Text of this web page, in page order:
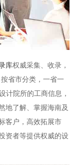
库权威采集、收录，
省市分类，一省一
计院所的工商信息，
地了解、掌握海南及
客户，高效拓展市
资者等提供权威的设